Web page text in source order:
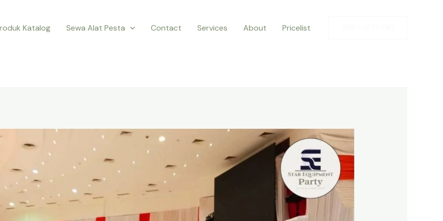
Katalog Sewa Alat Pesta Contact Services About Pricelist